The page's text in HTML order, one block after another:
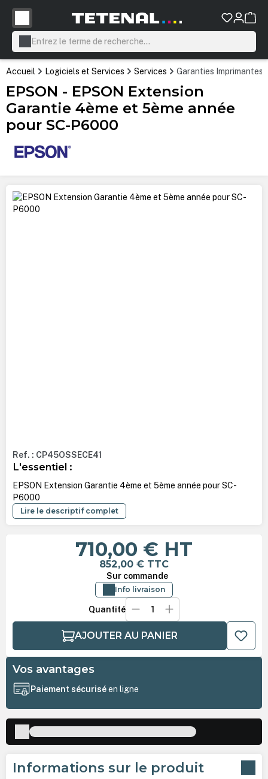
principal
Accueil Logiciels et Services Services Garanties Imprimantes
EPSON - EPSON Extension
Garantie 4ème et 5ème année
pour SC-P6000
Ignorer la galerie d'images
Ref. : CP45OSSECE41
L'essentiel :
EPSON Extension Garantie 4ème et 5ème année pour SC-
P6000
Lire le descriptif complet
710,00 € HT
852,00 € TTC
Sur commande
Info livraison
Quantité
AJOUTER AU PANIER
Vos avantages
Paiement sécuriséen ligne
Informations sur le produit